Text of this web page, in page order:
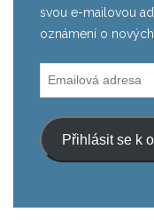
svou e-mailovou
oznámení o
Emailová
adresa
Přihlásit se k